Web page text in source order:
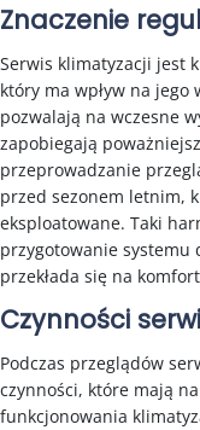
Znaczenie
Serwis klimatyzacji jest
który ma wpływ na jego
pozwalają na wczesne
zapobiegają
przeprowadzanie
przed sezonem letnim,
eksploatowane. Taki
przygotowanie systemu
przekłada się na
Czynności
Podczas przeglądów
czynności, które mają
funkcjonowania